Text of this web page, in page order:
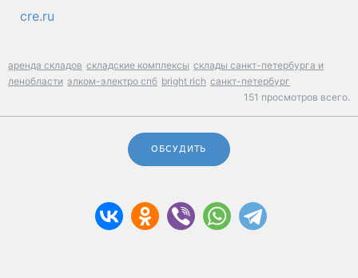
cre.ru
аренда складов складские комплексы склады санкт-петербурга и
ленобласти элком-электро спб bright rich санкт-петербург
151 просмотров всего.
ОБСУДИТЬ